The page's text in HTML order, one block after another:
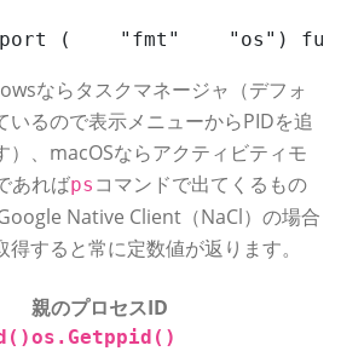
(    "fmt"    "os")
ならタスクマネージャ（デフォ
いるので表示メニューからPIDを追
）、macOSならアクティビティモ
あればps コマンドで出てくるもの
Native Client（NaCl）の場合
すると常に定数値が返ります。
親のプロセスID
os.Getppid()